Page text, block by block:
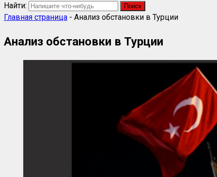
Найти:
Главная страница - Анализ обстановки в Турции
Анализ обстановки в Турции